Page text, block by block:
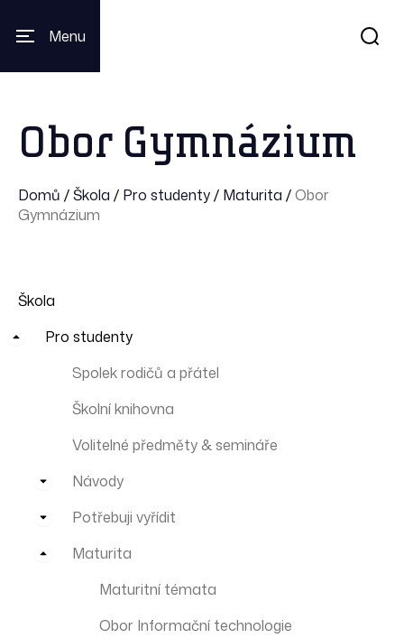
Menu
Obor Gymnázium
Domů /Škola / Pro studenty/ Maturita /Obor
Gymnázium
Škola
Pro studenty
Spolek rodičů a přátel
Školní knihovna
Volitelné předměty & semináře
Návody
Potřebuji vyřídit
Maturita
Maturitní témata
Obor Informační technologie